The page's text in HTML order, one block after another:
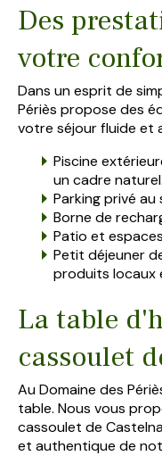
Des
votre
Dans un esprit de
Périès propose des
votre séjour fluide et
Piscine
un cadre naturel.
Parking privé
Borne de
Patio et
Petit déjeuner
produits locaux
La table
cassoulet
Au Domaine des
table. Nous vous
cassoulet de
et authentique de